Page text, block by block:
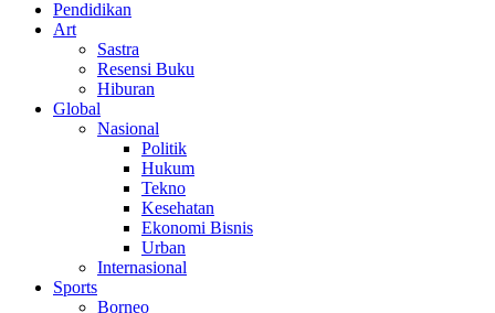
Pendidikan
Art
Sastra
Resensi Buku
Hiburan
Global
Nasional
Politik
Hukum
Tekno
Kesehatan
Ekonomi Bisnis
Urban
Internasional
Sports
Borneo